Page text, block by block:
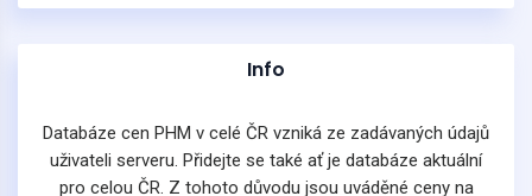
Info
Databáze cen PHM v celé ČR vzniká ze zadávaných údajů
uživateli serveru. Přidejte se také ať je databáze aktuální
pro celou ČR. Z tohoto důvodu jsou uváděné ceny na